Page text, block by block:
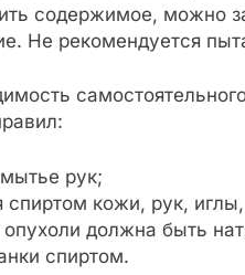
содержимое, можно
Не рекомендуется
рук;
спиртом кожи, рук,
должна быть
спиртом.